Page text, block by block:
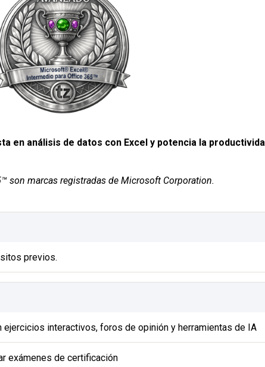
en análisis de datos con Excel y potencia la
son marcas registradas de Microsoft Corporation.
previos.
ejercicios interactivos, foros de opinión y herramientas de IA
exámenes de certificación